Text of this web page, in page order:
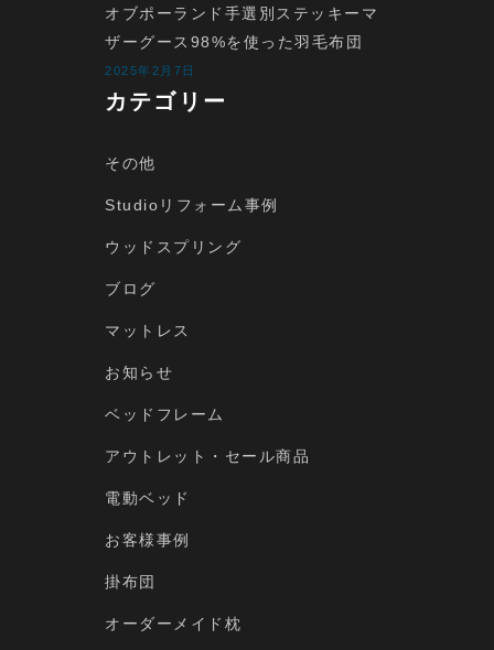
オブポーランド手選別ステッキーマ
ザーグース98%を使った羽毛布団
2025年2月7日
カテゴリー
その他
Studioリフォーム事例
ウッドスプリング
ブログ
マットレス
お知らせ
ベッドフレーム
アウトレット・セール商品
電動ベッド
お客様事例
掛布団
オーダーメイド枕